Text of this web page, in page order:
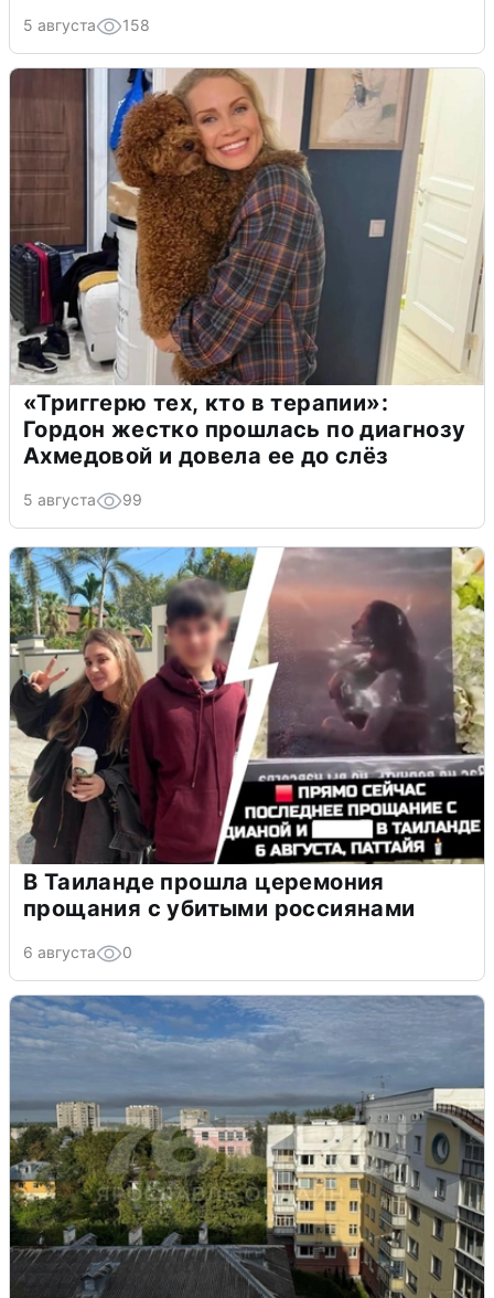
5 августа 158
«Триггерю тех, кто в терапии»:
Гордон жестко прошлась по диагнозу
Ахмедовой и довела ее до слёз
5 августа 99
В Таиланде прошла церемония
прощания с убитыми россиянами
6 августа 0